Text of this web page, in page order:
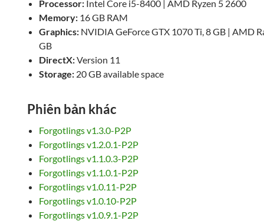
Processor: Intel Core i5-8400 | AMD Ryzen 5 2600
Memory: 16 GB RAM
Graphics: NVIDIA GeForce GTX 1070 Ti, 8 GB | AMD
GB
DirectX:Version 11
Storage: 20 GB available space
Phiên bản khác
Forgotlings v1.3.0-P2P
Forgotlings v1.2.0.1-P2P
Forgotlings v1.1.0.3-P2P
Forgotlings v1.1.0.1-P2P
Forgotlings v1.0.11-P2P
Forgotlings v1.0.10-P2P
Forgotlings v1.0.9.1-P2P